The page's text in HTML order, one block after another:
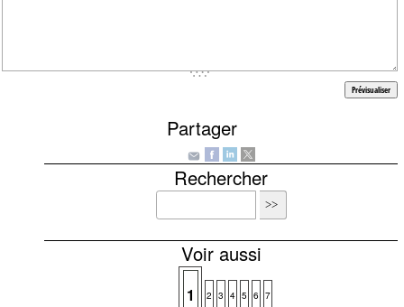
Partager
Rechercher
Voir aussi
1 2 3 4 5 6 7